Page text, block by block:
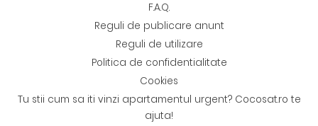
F.A.Q.
Reguli de publicare anunt
Reguli de utilizare
Politica de confidentialitate
Cookies
Tu stii cum sa iti vinzi apartamentul urgent? Cocosat.ro te
ajuta!